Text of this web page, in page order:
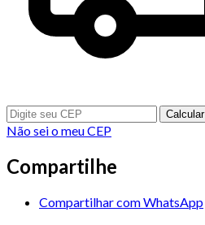
Calcular
Não sei o meu CEP
Compartilhe
Compartilhar com WhatsApp